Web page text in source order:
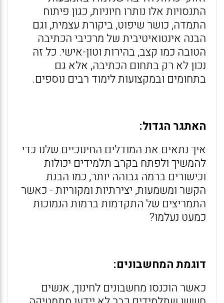
התנסויות אלו נותרו חיוניות, כגון פיתוח
התמדה, כושר שיפוט, ביקורת עצמית, וגם
הבנה אינטואיטיבית של מרכיבי הכתיבה
הטובה כמו קצב, בהירות וטון-אישי. כל זה
נכון לא רק בתחום הכתיבה, אלא גם
בתחומים ובמקצועות לימוד רבים נוספים.
האתגר הגדול:
איך נתאים את המודלים החינוכיים שלנו כדי
להמשיך ולפתח בקרב תלמידים יכולות
וכישורים ברמה גבוהה יותר, כמו הבנת
הקשר ומשמעות, יצירתיות ומקוריות - כאשר
התמריצים של התקדמות ברמות הנמוכות
כמעט נעלמו?
דוגמת המחשבונים:
כאשר הוכנסו מחשבונים לחינוך, אנשים